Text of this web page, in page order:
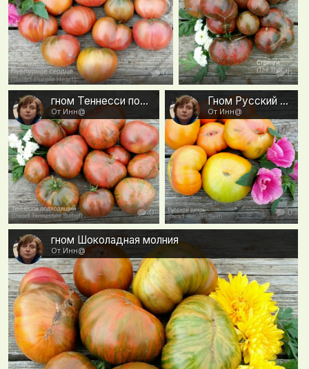
0 0
гном Теннесси подходящий
От Инн@
0
Гном Русский вихрь
От Инн@
0
гном Шоколадная молния
От Инн@